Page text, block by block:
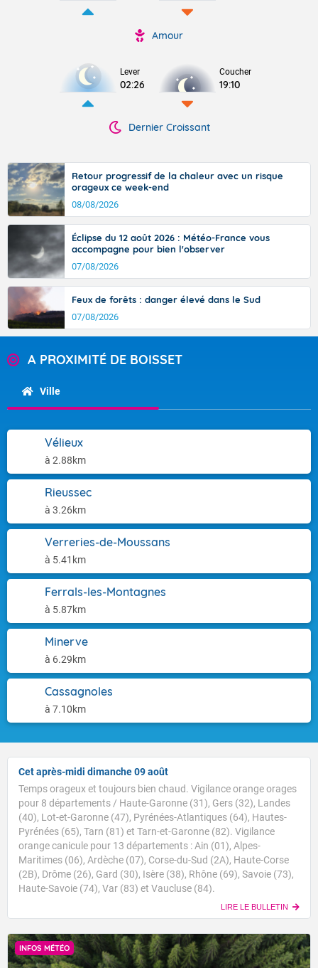
Amour
Lever
02:26
Coucher
19:10
Dernier Croissant
Retour progressif de la chaleur avec un risque
orageux ce week-end
08/08/2026
Éclipse du 12 août 2026 : Météo-France vous
accompagne pour bien l'observer
07/08/2026
Feux de forêts : danger élevé dans le Sud
07/08/2026
A PROXIMITÉ DE BOISSET
Ville
Vélieux
à 2.88km
Rieussec
à 3.26km
Verreries-de-Moussans
à 5.41km
Ferrals-les-Montagnes
à 5.87km
Minerve
à 6.29km
Cassagnoles
à 7.10km
Cet après-midi dimanche 09 août
Temps orageux et toujours bien chaud. Vigilance orange orages
pour 8 départements / Haute-Garonne (31), Gers (32), Landes
(40), Lot-et-Garonne (47), Pyrénées-Atlantiques (64), Hautes-
Pyrénées (65), Tarn (81) et Tarn-et-Garonne (82). Vigilance
orange canicule pour 13 départements : Ain (01), Alpes-
Maritimes (06), Ardèche (07), Corse-du-Sud (2A), Haute-Corse
(2B), Drôme (26), Gard (30), Isère (38), Rhône (69), Savoie (73),
Haute-Savoie (74), Var (83) et Vaucluse (84).
LIRE LE BULLETIN
INFOS MÉTÉO